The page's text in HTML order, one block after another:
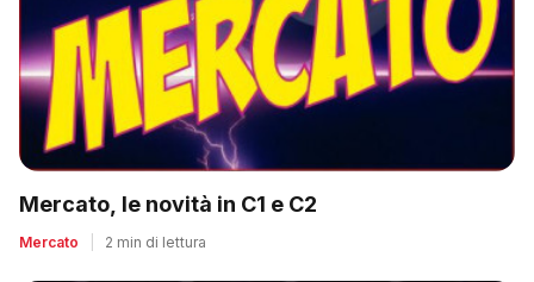
Mercato, le novità in C1 e C2
Mercato 2 min di lettura